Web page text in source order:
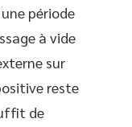
période
à vide
sur
reste
de